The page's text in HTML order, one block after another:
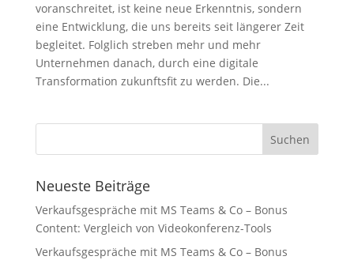
voranschreitet, ist keine neue Erkenntnis, sondern
eine Entwicklung, die uns bereits seit längerer Zeit
begleitet. Folglich streben mehr und mehr
Unternehmen danach, durch eine digitale
Transformation zukunftsfit zu werden. Die...
Neueste Beiträge
Verkaufsgespräche mit MS Teams & Co – Bonus
Content: Vergleich von Videokonferenz-Tools
Verkaufsgespräche mit MS Teams & Co – Bonus